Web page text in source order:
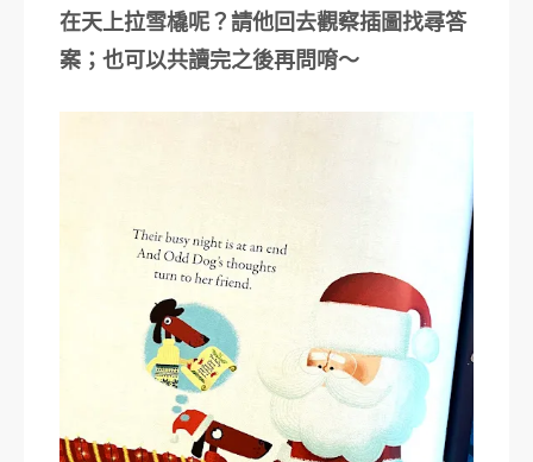
在天上拉雪橇呢？請他回去觀察插圖找尋答
案；也可以共讀完之後再問唷～